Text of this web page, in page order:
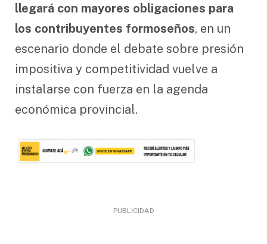
llegará con mayores obligaciones para
los contribuyentes formoseños, en un
escenario donde el debate sobre presión
impositiva y competitividad vuelve a
instalarse con fuerza en la agenda
económica provincial.
PUBLICIDAD